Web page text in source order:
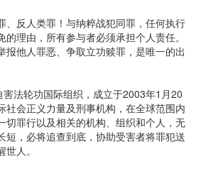
、反人类罪！与纳粹战犯同罪，任何执行
理由，所有参与者必须承担个人责任。
报他人罪恶、争取立功赎罪，是唯一的出
害法轮功国际组织，成立于2003年1月20
社会正义力量及刑事机构，在全球范围内
切罪行以及相关的机构、组织和个人，无
短，必将追查到底，协助受害者将罪犯送
人。